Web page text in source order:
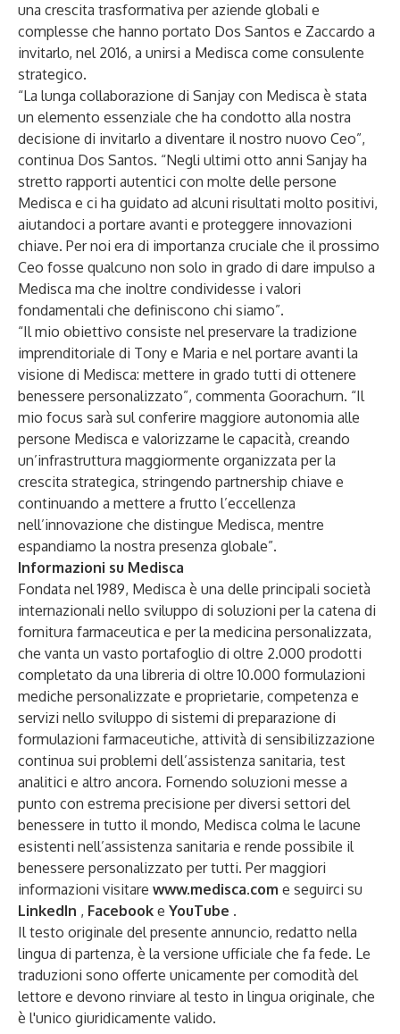
una crescita trasformativa per aziende globali e
complesse che hanno portato Dos Santos e Zaccardo a
invitarlo, nel 2016, a unirsi a Medisca come consulente
strategico.
“La lunga collaborazione di Sanjay con Medisca è stata
un elemento essenziale che ha condotto alla nostra
decisione di invitarlo a diventare il nostro nuovo Ceo”,
continua Dos Santos. “Negli ultimi otto anni Sanjay ha
stretto rapporti autentici con molte delle persone
Medisca e ci ha guidato ad alcuni risultati molto positivi,
aiutandoci a portare avanti e proteggere innovazioni
chiave. Per noi era di importanza cruciale che il prossimo
Ceo fosse qualcuno non solo in grado di dare impulso a
Medisca ma che inoltre condividesse i valori
fondamentali che definiscono chi siamo”.
“Il mio obiettivo consiste nel preservare la tradizione
imprenditoriale di Tony e Maria e nel portare avanti la
visione di Medisca: mettere in grado tutti di ottenere
benessere personalizzato”, commenta Goorachurn. “Il
mio focus sarà sul conferire maggiore autonomia alle
persone Medisca e valorizzarne le capacità, creando
un’infrastruttura maggiormente organizzata per la
crescita strategica, stringendo partnership chiave e
continuando a mettere a frutto l’eccellenza
nell’innovazione che distingue Medisca, mentre
espandiamo la nostra presenza globale”.
Informazioni su Medisca
Fondata nel 1989, Medisca è una delle principali società
internazionali nello sviluppo di soluzioni per la catena di
fornitura farmaceutica e per la medicina personalizzata,
che vanta un vasto portafoglio di oltre 2.000 prodotti
completato da una libreria di oltre 10.000 formulazioni
mediche personalizzate e proprietarie, competenza e
servizi nello sviluppo di sistemi di preparazione di
formulazioni farmaceutiche, attività di sensibilizzazione
continua sui problemi dell’assistenza sanitaria, test
analitici e altro ancora. Fornendo soluzioni messe a
punto con estrema precisione per diversi settori del
benessere in tutto il mondo, Medisca colma le lacune
esistenti nell’assistenza sanitaria e rende possibile il
benessere personalizzato per tutti. Per maggiori
informazioni visitare www.medisca.com e seguirci su
LinkedIn , Facebook e YouTube .
Il testo originale del presente annuncio, redatto nella
lingua di partenza, è la versione ufficiale che fa fede. Le
traduzioni sono offerte unicamente per comodità del
lettore e devono rinviare al testo in lingua originale, che
è l'unico giuridicamente valido.